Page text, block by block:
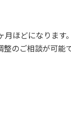
ほどになります
のご相談が可能